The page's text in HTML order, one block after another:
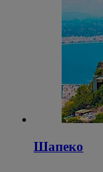
Шапеко